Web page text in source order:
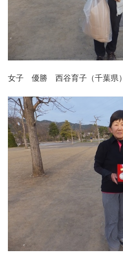
女子 優勝 西谷育子（千葉県）